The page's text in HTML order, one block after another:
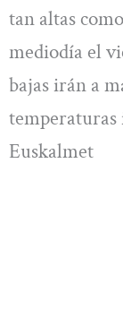
tan altas
mediodía el
bajas irán a
temperaturas
Euskalmet